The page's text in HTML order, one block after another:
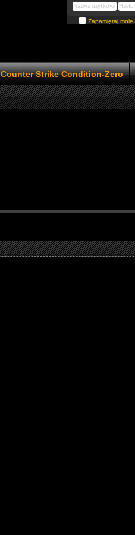
Zapamiętaj mnie
Counter Strike Condition-Zero